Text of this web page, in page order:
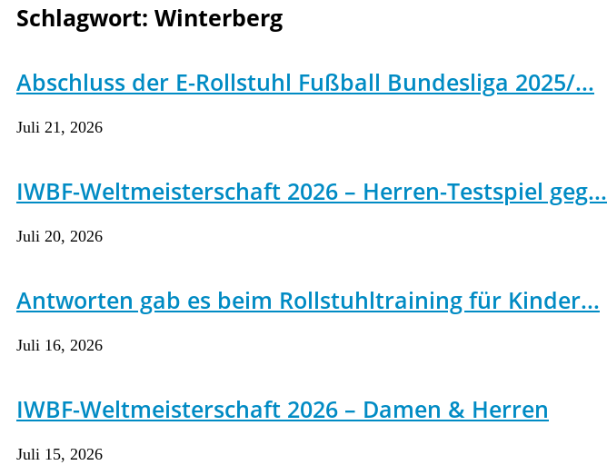
Schlagwort: Winterberg
Abschluss der E-Rollstuhl Fußball Bundesliga 2025/...
Juli 21, 2026
IWBF-Weltmeisterschaft 2026 – Herren-Testspiel geg...
Juli 20, 2026
Antworten gab es beim Rollstuhltraining für Kinder...
Juli 16, 2026
IWBF-Weltmeisterschaft 2026 – Damen & Herren
Juli 15, 2026